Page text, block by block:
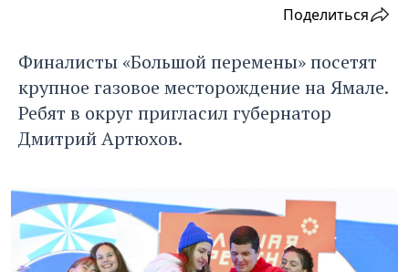
Поделиться
Финалисты «Большой перемены» посетят
крупное газовое месторождение на Ямале.
Ребят в округ пригласил губернатор
Дмитрий Артюхов.